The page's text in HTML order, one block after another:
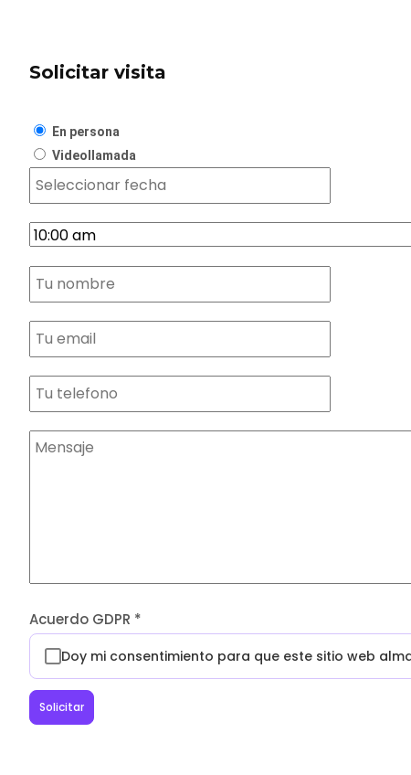
Solicitar visita
En persona
Videollamada
Acuerdo GDPR *
Doy mi consentimiento para que este sitio web
Solicitar